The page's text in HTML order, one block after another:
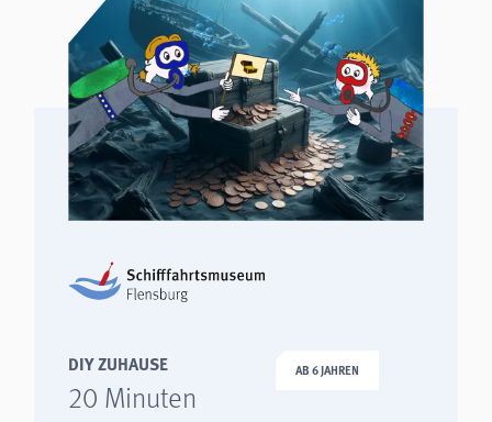
DIY ZUHAUSE
20 Minuten
AB 6 JAHREN